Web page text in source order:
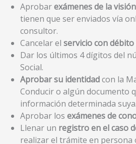
Aprobarexámenes de la visión
tienen que ser enviados vía
consultor.
Cancelar el servicio con
Dar los últimos 4 dígitos del
Social.
Aprobar su identidadcon la
Conducir o algún documento
información determinada suya.
Aprobar los exámenes de
Llenar un registro en el caso
realizar el trámite en persona